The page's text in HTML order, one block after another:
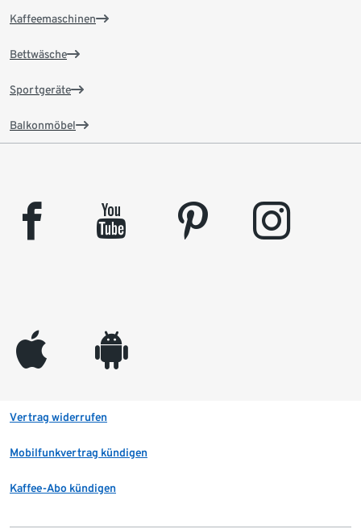
Kaffeemaschinen
Bettwäsche
Sportgeräte
Balkonmöbel
facebook youtube pinterest instagram
appleinc android
Vertrag widerrufen
Mobilfunkvertrag kündigen
Kaffee-Abo kündigen